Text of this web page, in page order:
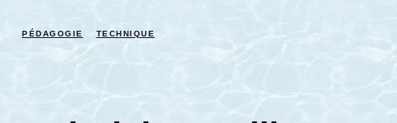
PÉDAGOGIE TECHNIQUE